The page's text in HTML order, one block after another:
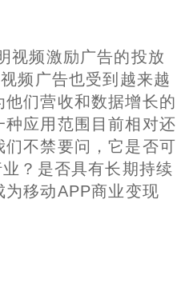
视频激励广告的投放
频广告也受到越来越
们营收和数据增长的
应用范围目前相对还
们不禁要问，它是否可
？是否具有长期持续
移动APP商业变现